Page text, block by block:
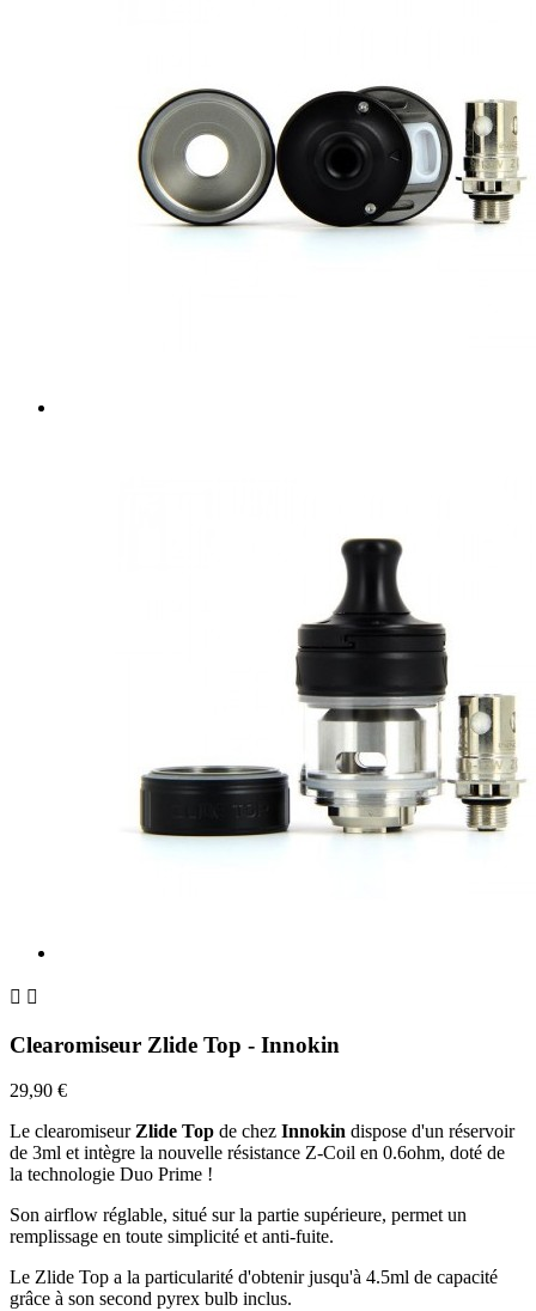
 
Clearomiseur Zlide Top - Innokin
29,90 €
Le clearomiseurZlide Top de chez Innokin dispose d'un réservoir
de 3ml et intègre la nouvelle résistance Z-Coil en 0.6ohm, doté de
la technologie Duo Prime !
Son airflow réglable, situé sur la partie supérieure, permet un
remplissage en toute simplicité et anti-fuite.
Le Zlide Top a la particularité d'obtenir jusqu'à 4.5ml de capacité
grâce à son second pyrex bulb inclus.